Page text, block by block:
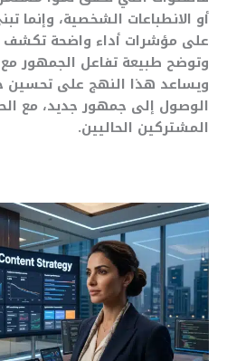
أو الانطباعات الشخصية، وإنما
على مؤشرات أداء واضحة تكشف
وتوضح طبيعة تفاعل الجمهور
ويساعد هذا النهج على تحسين
الوصول إلى جمهور جديد، مع
المشتركين الحاليين.